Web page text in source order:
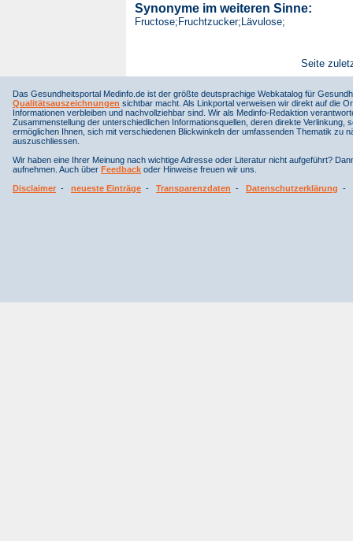
Synonyme im weiteren Sinne:
Fructose;Fruchtzucker;Lävulose;
Seite
Das Gesundheitsportal Medinfo.de ist der größte deutsprachige Webkatalog für
Qualitätsauszeichnungen sichtbar macht. Als Linkportal verweisen wir direkt auf die
Informationen verbleiben und nachvollziehbar sind. Wir als Medinfo-Redaktion
Zusammenstellung der unterschiedlichen Informationsquellen, deren direkte
ermöglichen Ihnen, sich mit verschiedenen Blickwinkeln der umfassenden Thematik
auszuschliessen.
Wir haben eine Ihrer Meinung nach wichtige Adresse oder Literatur nicht aufgeführt?
aufnehmen. Auch über Feedback oder Hinweise freuen wir uns.
Disclaimer - neueste Einträge - Transparenzdaten - Datenschutzerklärung -